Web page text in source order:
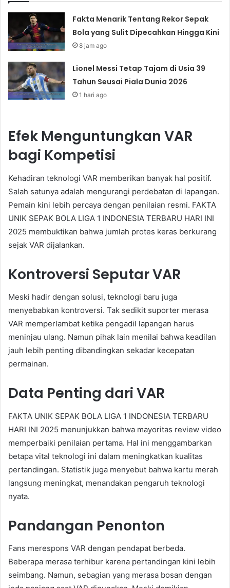
Fakta Menarik Tentang Rekor Sepak
Bola yang Sulit Dipecahkan Hingga Kini
8 jam ago
Lionel Messi Tetap Tajam di Usia 39
Tahun Seusai Piala Dunia 2026
1 hari ago
Efek Menguntungkan VAR
bagi Kompetisi
Kehadiran teknologi VAR memberikan banyak hal positif.
Salah satunya adalah mengurangi perdebatan di lapangan.
Pemain kini lebih percaya dengan penilaian resmi. FAKTA
UNIK SEPAK BOLA LIGA 1 INDONESIA TERBARU HARI INI
2025 membuktikan bahwa jumlah protes keras berkurang
sejak VAR dijalankan.
Kontroversi Seputar VAR
Meski hadir dengan solusi, teknologi baru juga
menyebabkan kontroversi. Tak sedikit suporter merasa
VAR memperlambat ketika pengadil lapangan harus
meninjau ulang. Namun pihak lain menilai bahwa keadilan
jauh lebih penting dibandingkan sekadar kecepatan
permainan.
Data Penting dari VAR
FAKTA UNIK SEPAK BOLA LIGA 1 INDONESIA TERBARU
HARI INI 2025 menunjukkan bahwa mayoritas review video
memperbaiki penilaian pertama. Hal ini menggambarkan
betapa vital teknologi ini dalam meningkatkan kualitas
pertandingan. Statistik juga menyebut bahwa kartu merah
langsung meningkat, menandakan pengaruh teknologi
nyata.
Pandangan Penonton
Fans merespons VAR dengan pendapat berbeda.
Beberapa merasa terhibur karena pertandingan kini lebih
seimbang. Namun, sebagian yang merasa bosan dengan